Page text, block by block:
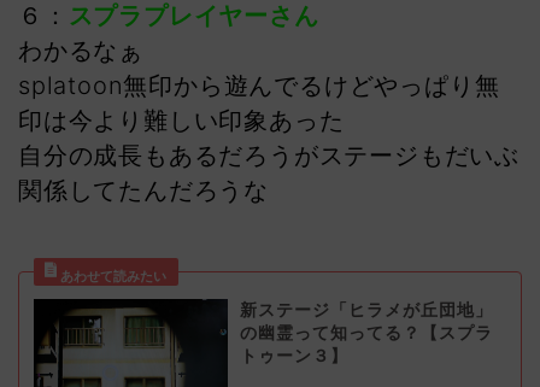
６： スプラプレイヤーさん
わかるなぁ
splatoon無印から遊んでるけどやっぱり無
印は今より難しい印象あった
自分の成長もあるだろうがステージもだいぶ
関係してたんだろうな
新ステージ「ヒラメが丘団地」
の幽霊って知ってる？【スプラ
トゥーン３】